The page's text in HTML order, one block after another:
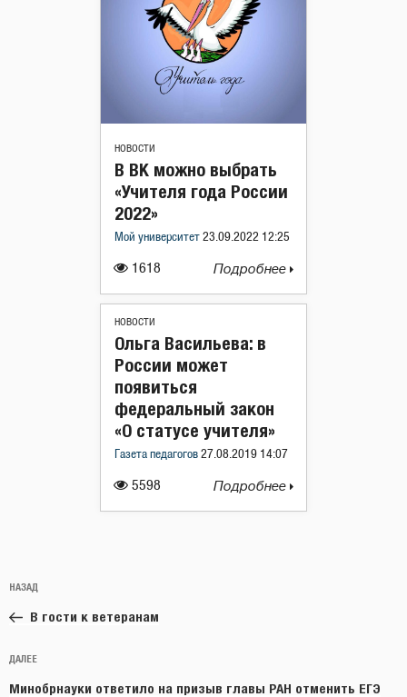
НОВОСТИ
1618
В ВК можно выбрать
«Учителя года России
2022»
Мой университет 23.09.2022 12:25
Подробнее
НОВОСТИ
5598
Ольга Васильева: в
России может
появиться
федеральный закон
«О статусе учителя»
Газета педагогов 27.08.2019 14:07
Подробнее
по
записям
Предыдущая
запись:
НАЗАД
В гости к ветеранам
Следующая
запись
ДАЛЕЕ
Минобрнауки ответило на призыв главы РАН отменить ЕГЭ